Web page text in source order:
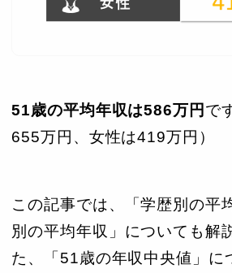
51歳の平均年収は586万円 で
655万円、女性は419万円）
この記事では、「学歴別の平
別の平均年収」についても解
た、「51歳の年収中央値」に